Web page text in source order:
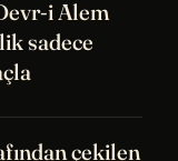
i Alem
sadece
çekilen